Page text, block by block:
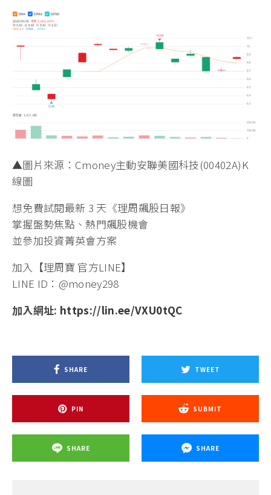
▲圖片來源：Cmoney主動安聯美國科技(00402A)K
線圖
想免費試閱最新 3 天《理周飆股日報》
掌握盤勢焦點、熱門飆股機會
並參加投資菁英會方案
加入【理周寶 官方LINE】
LINE ID：@money298
加入網址: https://lin.ee/VXU0tQC
SHARE TWEET
PIN SUBMIT
SHARE SHARE